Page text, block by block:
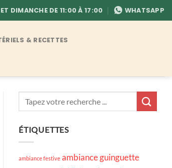
DIMANCHE DE 11:00 À 17:00 WHATSAPP
& RECETTES
ÉTIQUETTES
ambiance festive ambiance guinguette